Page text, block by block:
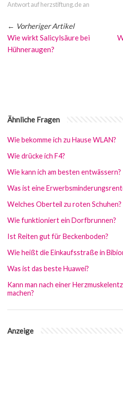
Antwort auf herzstiftung.de an
← Vorheriger Artikel
Wie wirkt Salicylsäure bei
Hühneraugen?
Ähnliche Fragen
Wie bekomme ich zu Hause WLAN?
Wie drücke ich F4?
Wie kann ich am besten entwässern?
Was ist eine
Welches Oberteil zu roten Schuhen?
Wie funktioniert ein Dorfbrunnen?
Ist Reiten gut für Beckenboden?
Wie heißt die Einkaufsstraße in
Was ist das beste Huawei?
Kann man nach einer
machen?
Anzeige